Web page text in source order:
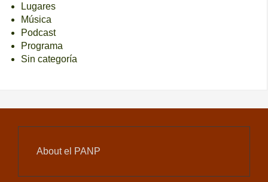
Lugares
Música
Podcast
Programa
Sin categoría
About el PANP